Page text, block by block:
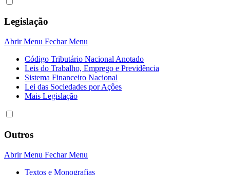
Legislação
Abrir Menu Fechar Menu
Código Tributário Nacional Anotado
Leis do Trabalho, Emprego e Previdência
Sistema Financeiro Nacional
Lei das Sociedades por Açôes
Mais Legislação
Outros
Abrir Menu Fechar Menu
Textos e Monografias